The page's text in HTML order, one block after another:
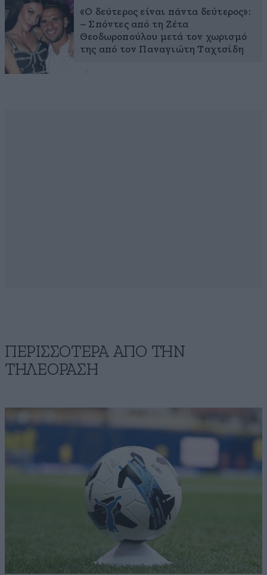
«Ο δεύτερος είναι πάντα δεύτερος»:
– Σπόντες από τη Ζέτα
Θεοδωροπούλου μετά τον χωρισμό
της από τον Παναγιώτη Ταχτσίδη
ΠΕΡΙΣΣΟΤΕΡΑ ΑΠΟ ΤΗΝ
ΤΗΛΕΟΡΑΣΗ